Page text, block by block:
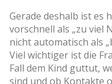
Gerade deshalb ist es
vorschnell als „zu viel
nicht automatisch als
Viel wichtiger ist die
Fall dem Kind guttut,
sind und ob Kontakte